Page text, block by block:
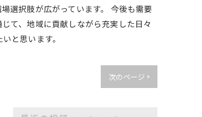
選択肢が広がっています。 今後も需要
て、地域に貢献しながら充実した日々
と思います。
次のページ >